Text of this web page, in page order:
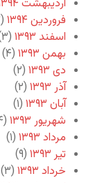
اردیبهشت ۱۳۹۴
فروردین ۱۳۹۴
(۲)
اسفند ۱۳۹۳
(۳)
بهمن ۱۳۹۳
(۴)
دی ۱۳۹۳
(۲)
آذر ۱۳۹۳
(۲)
آبان ۱۳۹۳
(۱)
شهریور ۱۳۹۳
(۴)
مرداد ۱۳۹۳
(۱)
تیر ۱۳۹۳
(۹)
خرداد ۱۳۹۳
(۳)